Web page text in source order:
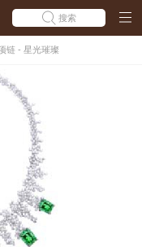
搜索
链 - 星光璀璨